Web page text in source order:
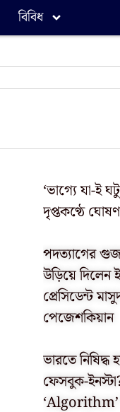
বিবিধ
‘ভাগ্যে যা-ই
দৃপ্তকণ্ঠে
পদত্যাগের
উড়িয়ে দিলেন
প্রেসিডেন্ট
পেজেশকিয়ান
ভারতে নিষিদ্ধ
ফেসবুক-
‘Algorithm’